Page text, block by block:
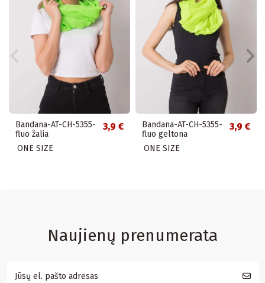
Bandana-AT-CH-5355-
fluo žalia
3,9 €
ONE SIZE
Bandana-AT-CH-5355-
fluo geltona
3,9 €
ONE SIZE
Naujienų prenumerata